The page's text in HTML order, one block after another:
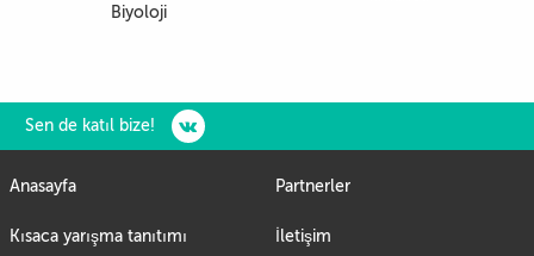
Biyoloji
Sen de katıl bize!
Anasayfa
Kısaca yarışma tanıtımı
Partnerler
İletişim